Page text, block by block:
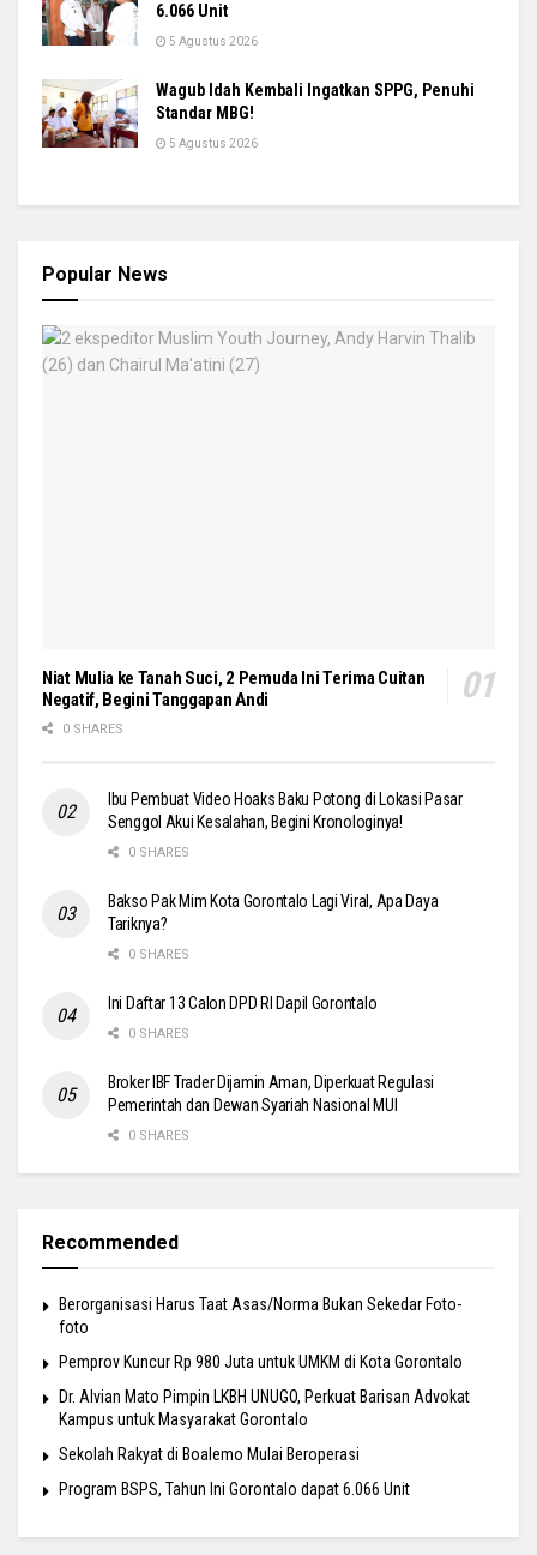
6.066 Unit
5 Agustus 2026
Wagub Idah Kembali Ingatkan SPPG, Penuhi
Standar MBG!
5 Agustus 2026
Popular News
Niat Mulia ke Tanah Suci, 2 Pemuda Ini Terima Cuitan
Negatif, Begini Tanggapan Andi
0 SHARES
Ibu Pembuat Video Hoaks Baku Potong di Lokasi Pasar
Senggol Akui Kesalahan, Begini Kronologinya!
0 SHARES
Bakso Pak Mim Kota Gorontalo Lagi Viral, Apa Daya
Tariknya?
0 SHARES
Ini Daftar 13 Calon DPD RI Dapil Gorontalo
0 SHARES
Broker IBF Trader Dijamin Aman, Diperkuat Regulasi
Pemerintah dan Dewan Syariah Nasional MUI
0 SHARES
Recommended
Berorganisasi Harus Taat Asas/Norma Bukan Sekedar Foto-
foto
Pemprov Kuncur Rp 980 Juta untuk UMKM di Kota Gorontalo
Dr. Alvian Mato Pimpin LKBH UNUGO, Perkuat Barisan Advokat
Kampus untuk Masyarakat Gorontalo
Sekolah Rakyat di Boalemo Mulai Beroperasi
Program BSPS, Tahun Ini Gorontalo dapat 6.066 Unit